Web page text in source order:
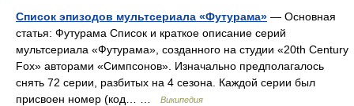
Список эпизодов мультсериала «Футурама» — Основная
статья: Футурама Список и краткое описание серий
мультсериала «Футурама», созданного на студии «20th Century
Fox» авторами «Симпсонов». Изначально предполагалось
снять 72 серии, разбитых на 4 сезона. Каждой серии был
присвоен номер (код… …
Википедия